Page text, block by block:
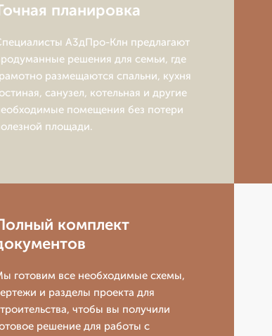
планировка
А3дПро-Клн предлагают
решения для семьи, где
размещаются спальни, кухня
санузел, котельная и другие
помещения без потери
площади.
комплект
готовим все необходимые схемы,
и разделы проекта для
чтобы вы получили
решение для работы с